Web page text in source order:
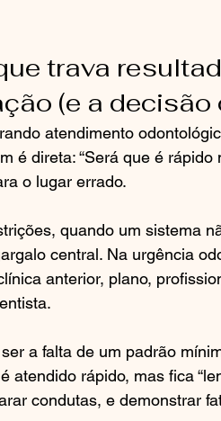
trava
(e a
atendimento
é direta: “Será que é
o lugar errado.
quando um sistema
central. Na urgência
anterior, plano,
a falta de um padrão
atendido rápido, mas fica
condutas, e demonstrar